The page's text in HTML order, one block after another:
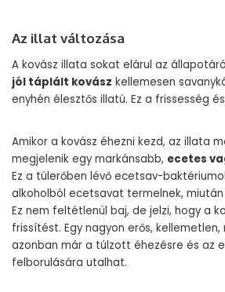
Az illat változása
A kovász illata sokat elárul az
jól táplált kovász kellemesen
enyhén élesztős illatú. Ez a frissesség
Amikor a kovász éhezni kezd, az illata
megjelenik egy markánsabb, ecetes
Ez a túlerőben lévő ecetsav-
alkoholból ecetsavat termelnek,
Ez nem feltétlenül baj, de jelzi, hogy a
frissítést. Egy nagyon erős,
azonban már a túlzott éhezésre és az
felborulására utalhat.